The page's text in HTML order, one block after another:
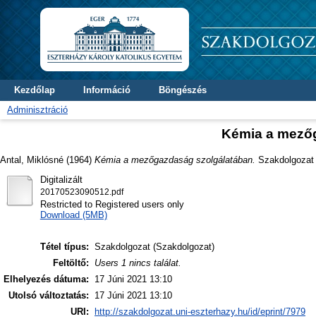
Kezdőlap Információ
Böngészés
Adminisztráció
Kémia a
Antal, Miklósné (1964) Kémia a mezőgazdaság szolgálatában.
Digitalizált
20170523090512.pdf
Restricted to Registered users only
Download (5MB)
Tétel típus: Szakdolgozat (Szakdolgozat)
Feltöltő:
Users 1 nincs találat.
Elhelyezés dátuma:
17 Júni 2021 13:10
Utolsó változtatás:
17 Júni 2021 13:10
URI:
http://szakdolgozat.uni-eszterhazy.hu/id/eprint/7979